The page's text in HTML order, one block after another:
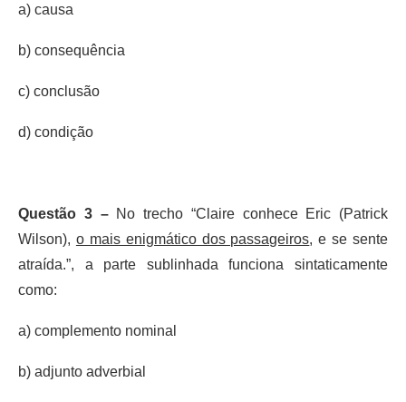
a) causa
b) consequência
c) conclusão
d) condição
Questão 3 –No trecho “Claire conhece Eric (Patrick
Wilson), o mais enigmático dos passageiros, e se sente
atraída.”, a parte sublinhada funciona sintaticamente
como:
a) complemento nominal
b) adjunto adverbial